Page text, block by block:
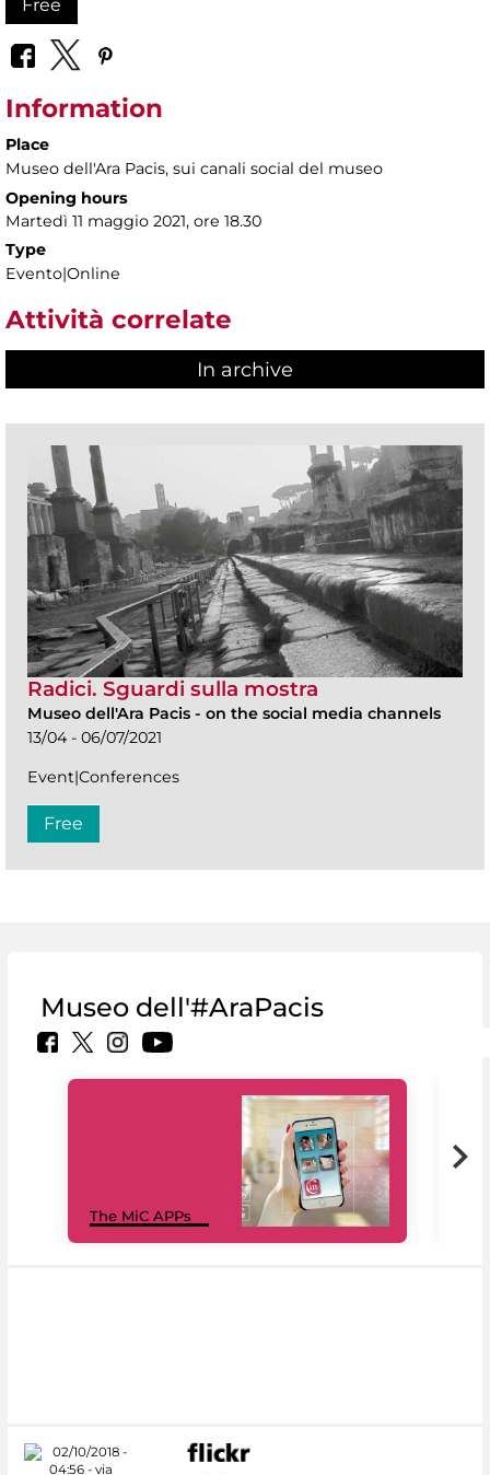
Free
Information
Place
Museo dell'Ara Pacis, sui canali social del museo
Opening hours
Martedì 11 maggio 2021, ore 18.30
Type
Evento|Online
Attività correlate
In archive
Radici. Sguardi sulla mostra
Museo dell'Ara Pacis - on the social media channels
13/04 - 06/07/2021
Event|Conferences
Free
Museo dell'#AraPacis
The MiC APPs